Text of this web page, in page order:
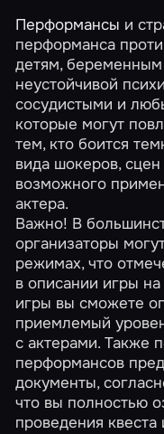
Перформансы и
перформанса
детям,
неустойчивой
сосудистыми и
которые могут
тем, кто боится
вида шокеров,
возможного
актера.
Важно! В
организаторы
режимах, что
в описании игры
игры вы сможете
приемлемый
с актерами. Также
перформансов
документы,
что вы полностью
проведения квеста